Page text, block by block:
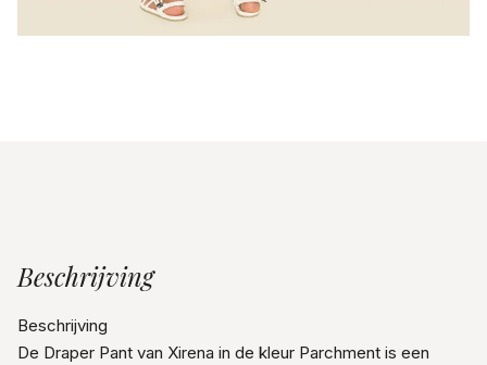
Beschrijving
Beschrijving
De Draper Pant van Xirena in de kleur Parchment is een